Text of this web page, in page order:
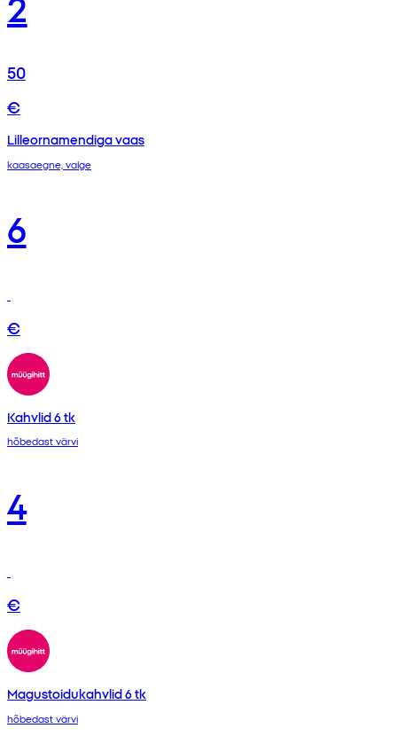
50
€
Lilleornamendiga vaas
kaasaegne, valge
6
€
Kahvlid 6 tk
hõbedast värvi
4
€
Magustoidukahvlid 6 tk
hõbedast värvi